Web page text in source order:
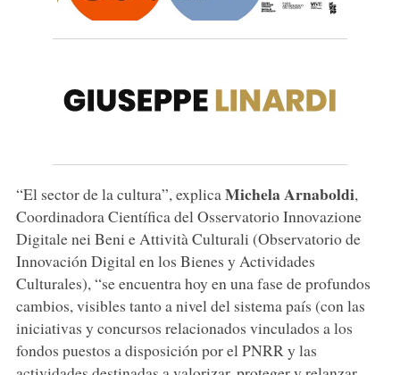
“El sector de la cultura”, explica Michela Arnaboldi,
Coordinadora Científica del Osservatorio Innovazione
Digitale nei Beni e Attività Culturali (Observatorio de
Innovación Digital en los Bienes y Actividades
Culturales), “se encuentra hoy en una fase de profundos
cambios, visibles tanto a nivel del sistema país (con las
iniciativas y concursos relacionados vinculados a los
fondos puestos a disposición por el PNRR y las